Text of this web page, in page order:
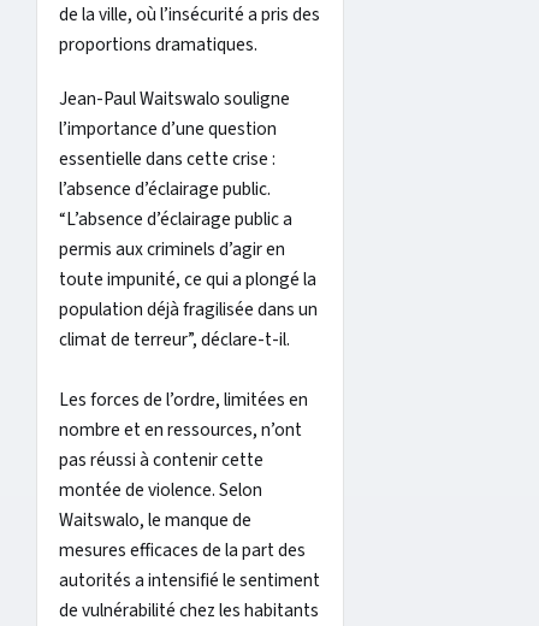
de la ville, où l’insécurité a pris des
proportions dramatiques.
Jean-Paul Waitswalo souligne
l’importance d’une question
essentielle dans cette crise :
l’absence d’éclairage public.
“L’absence d’éclairage public a
permis aux criminels d’agir en
toute impunité, ce qui a plongé la
population déjà fragilisée dans un
climat de terreur”, déclare-t-il.
Les forces de l’ordre, limitées en
nombre et en ressources, n’ont
pas réussi à contenir cette
montée de violence. Selon
Waitswalo, le manque de
mesures efficaces de la part des
autorités a intensifié le sentiment
de vulnérabilité chez les habitants